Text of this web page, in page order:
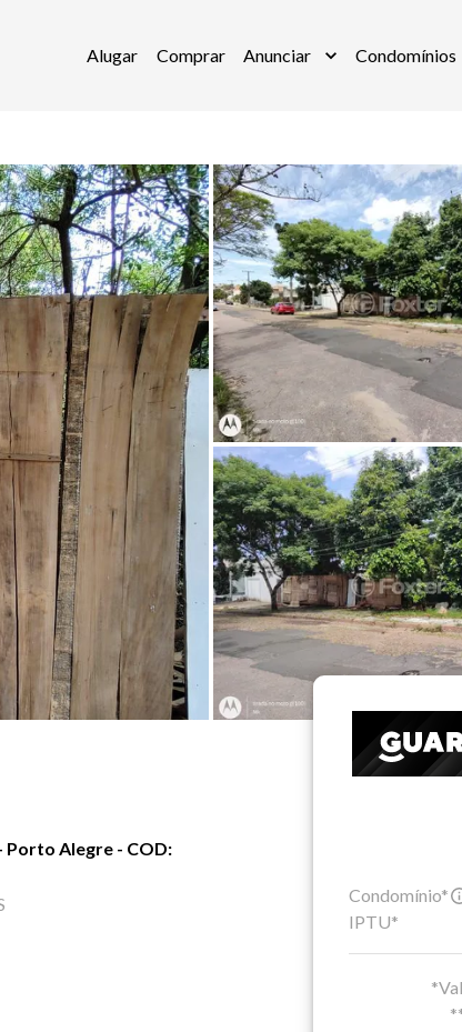
Alugar Comprar Anunciar Condomínios
Porto Alegre - COD:
Condomínio*
IPTU*